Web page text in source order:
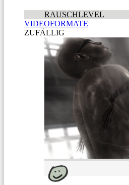
RAUSCHLEVEL
VIDEOFORMATE
ZUFÄLLIG